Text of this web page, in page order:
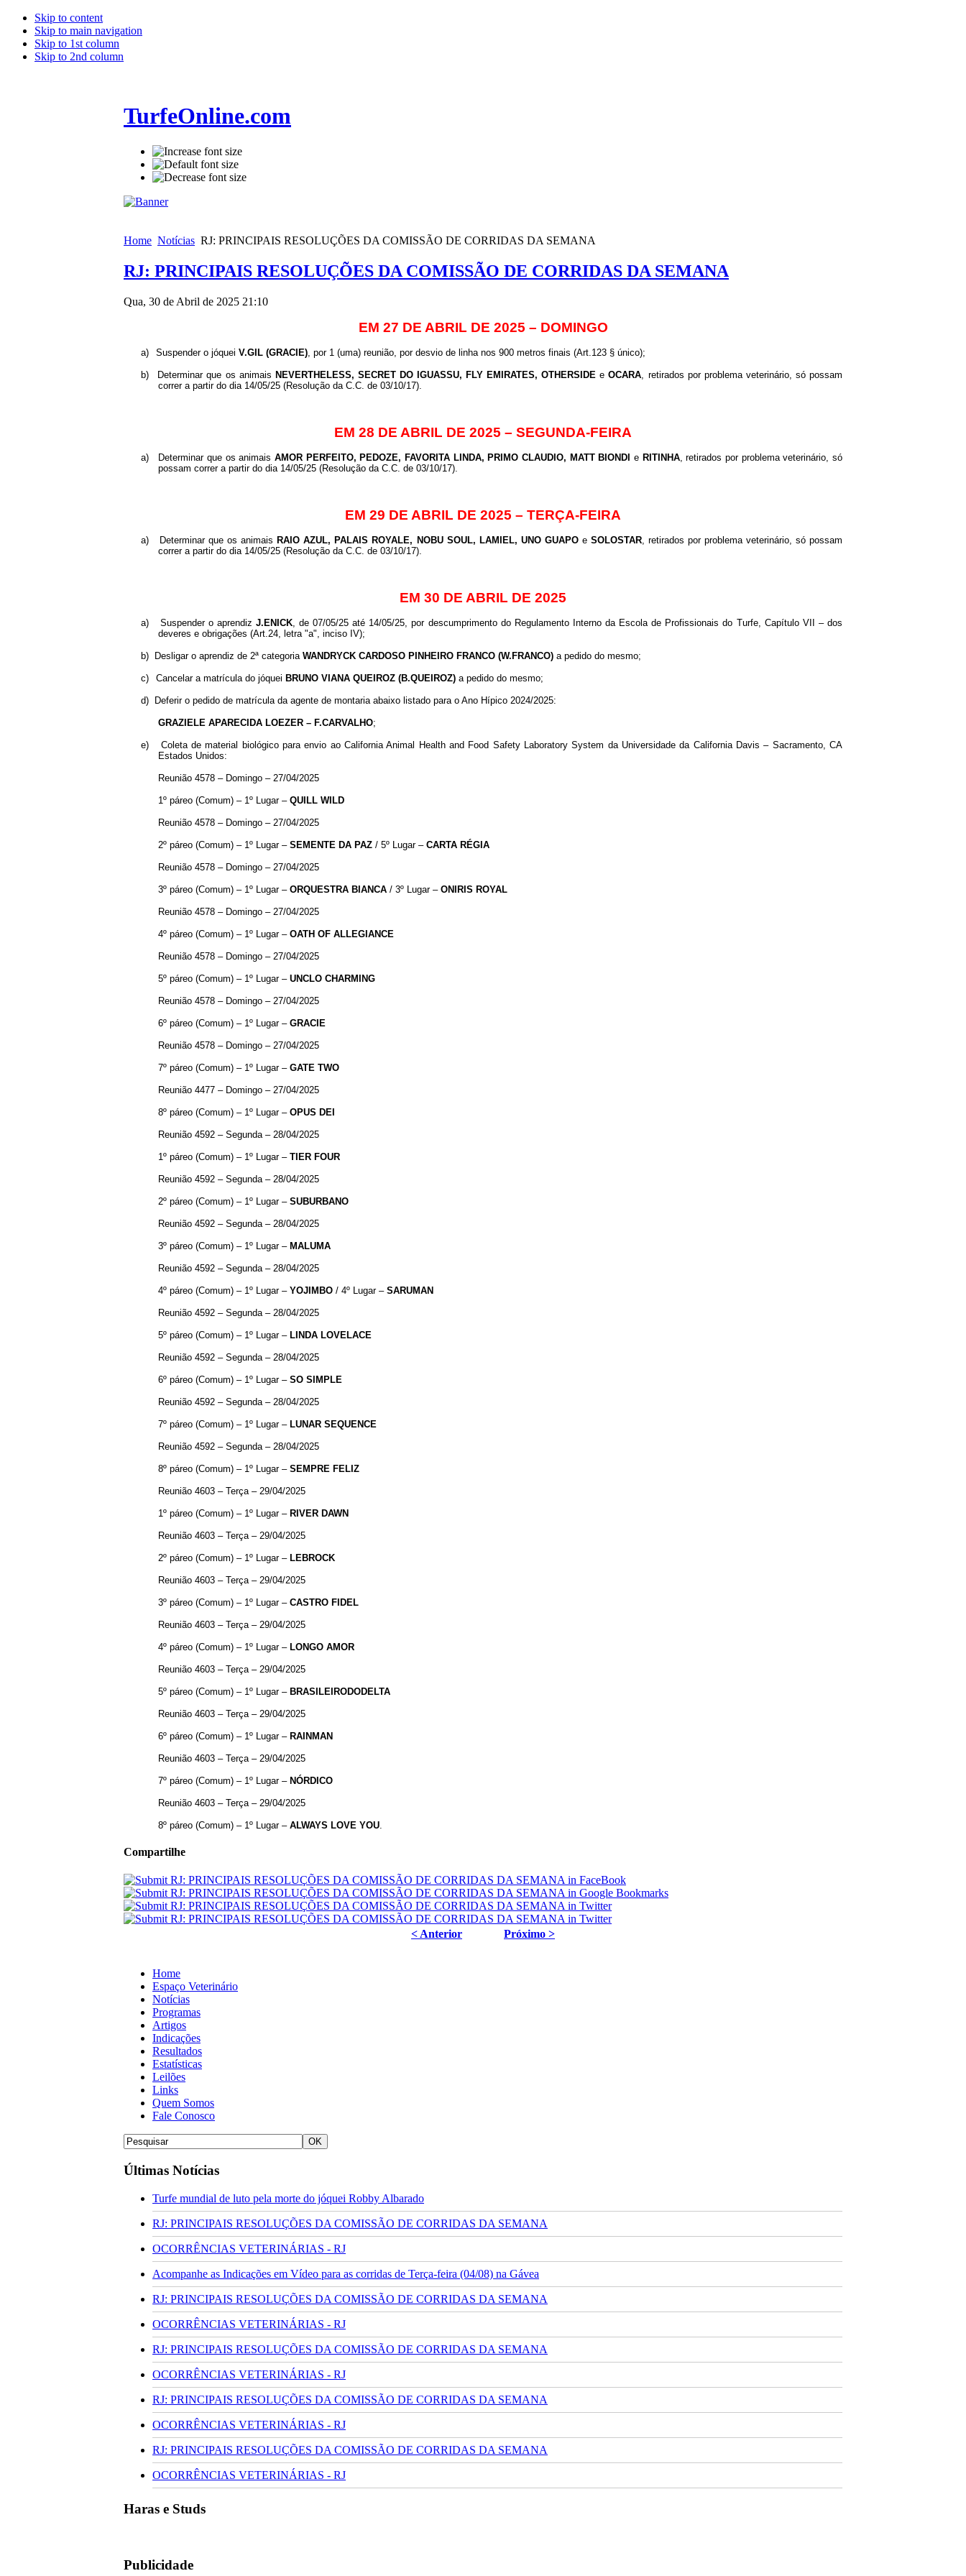
Skip to content
Skip to main navigation
Skip to 1st column
Skip to 2nd column
TurfeOnline.com
Home Notícias RJ: PRINCIPAIS RESOLUÇÕES DA COMISSÃO DE CORRIDAS DA SEMANA
RJ: PRINCIPAIS RESOLUÇÕES DA COMISSÃO DE CORRIDAS DA SEMANA
Qua, 30 de Abril de 2025 21:10
EM 27 DE ABRIL DE 2025 – DOMINGO
a) Suspender o jóquei V.GIL (GRACIE) , por 1 (uma) reunião, por desvio de linha nos 900 metros finais (Art.123 § único);
b) Determinar que os animais NEVERTHELESS, SECRET DO IGUASSU, FLY EMIRATES, OTHERSIDE eOCARA , retirados por problema veterinário, só possam
correr a partir do dia 14/05/25 (Resolução da C.C. de 03/10/17).
EM 28 DE ABRIL DE 2025 – SEGUNDA-FEIRA
a) Determinar que os animaisAMOR PERFEITO, PEDOZE, FAVORITA LINDA, PRIMO CLAUDIO, MATT BIONDIe RITINHA, retirados por problema veterinário, só
possam correr a partir do dia 14/05/25 (Resolução da C.C. de 03/10/17).
EM 29 DE ABRIL DE 2025 – TERÇA-FEIRA
a) Determinar que os animaisRAIO AZUL, PALAIS ROYALE, NOBU SOUL, LAMIEL, UNO GUAPOe SOLOSTAR, retirados por problema veterinário, só possam
correr a partir do dia 14/05/25 (Resolução da C.C. de 03/10/17).
EM 30 DE ABRIL DE 2025
a) Suspender o aprendiz J.ENICK, de 07/05/25 até 14/05/25, por descumprimento do Regulamento Interno da Escola de Profissionais do Turfe, Capítulo VII – dos
deveres e obrigações (Art.24, letra "a", inciso IV);
b) Desligar o aprendiz de 2ª categoria WANDRYCK CARDOSO PINHEIRO FRANCO (W.FRANCO) a pedido do mesmo;
c) Cancelar a matrícula do jóquei BRUNO VIANA QUEIROZ (B.QUEIROZ) a pedido do mesmo;
d) Deferir o pedido de matrícula da agente de montaria abaixo listado para o Ano Hípico 2024/2025:
GRAZIELE APARECIDA LOEZER – F.CARVALHO;
e)
Coleta de material biológico para envio ao California Animal Health and Food Safety Laboratory System da Universidade da California Davis – Sacramento, CA
Estados Unidos:
Reunião 4578 – Domingo – 27/04/2025
1º páreo (Comum) – 1º Lugar – QUILL WILD
Reunião 4578 – Domingo – 27/04/2025
2º páreo (Comum) – 1º Lugar – SEMENTE DA PAZ / 5º Lugar – CARTA RÉGIA
Reunião 4578 – Domingo – 27/04/2025
3º páreo (Comum) – 1º Lugar – ORQUESTRA BIANCA / 3º Lugar – ONIRIS ROYAL
Reunião 4578 – Domingo – 27/04/2025
4º páreo (Comum) – 1º Lugar – OATH OF ALLEGIANCE
Reunião 4578 – Domingo – 27/04/2025
5º páreo (Comum) – 1º Lugar – UNCLO CHARMING
Reunião 4578 – Domingo – 27/04/2025
6º páreo (Comum) – 1º Lugar – GRACIE
Reunião 4578 – Domingo – 27/04/2025
7º páreo (Comum) – 1º Lugar – GATE TWO
Reunião 4477 – Domingo – 27/04/2025
8º páreo (Comum) – 1º Lugar – OPUS DEI
Reunião 4592 – Segunda – 28/04/2025
1º páreo (Comum) – 1º Lugar – TIER FOUR
Reunião 4592 – Segunda – 28/04/2025
2º páreo (Comum) – 1º Lugar – SUBURBANO
Reunião 4592 – Segunda – 28/04/2025
3º páreo (Comum) – 1º Lugar – MALUMA
Reunião 4592 – Segunda – 28/04/2025
4º páreo (Comum) – 1º Lugar – YOJIMBO / 4º Lugar – SARUMAN
Reunião 4592 – Segunda – 28/04/2025
5º páreo (Comum) – 1º Lugar – LINDA LOVELACE
Reunião 4592 – Segunda – 28/04/2025
6º páreo (Comum) – 1º Lugar – SO SIMPLE
Reunião 4592 – Segunda – 28/04/2025
7º páreo (Comum) – 1º Lugar – LUNAR SEQUENCE
Reunião 4592 – Segunda – 28/04/2025
8º páreo (Comum) – 1º Lugar – SEMPRE FELIZ
Reunião 4603 – Terça – 29/04/2025
1º páreo (Comum) – 1º Lugar – RIVER DAWN
Reunião 4603 – Terça – 29/04/2025
2º páreo (Comum) – 1º Lugar – LEBROCK
Reunião 4603 – Terça – 29/04/2025
3º páreo (Comum) – 1º Lugar – CASTRO FIDEL
Reunião 4603 – Terça – 29/04/2025
4º páreo (Comum) – 1º Lugar – LONGO AMOR
Reunião 4603 – Terça – 29/04/2025
5º páreo (Comum) – 1º Lugar – BRASILEIRODODELTA
Reunião 4603 – Terça – 29/04/2025
6º páreo (Comum) – 1º Lugar – RAINMAN
Reunião 4603 – Terça – 29/04/2025
7º páreo (Comum) – 1º Lugar – NÓRDICO
Reunião 4603 – Terça – 29/04/2025
8º páreo (Comum) – 1º Lugar – ALWAYS LOVE YOU
Compartilhe
< Anterior Próximo >
Home
Espaço Veterinário
Notícias
Programas
Artigos
Indicações
Resultados
Estatísticas
Leilões
Links
Quem Somos
Fale Conosco
Últimas Notícias
Turfe mundial de luto pela morte do jóquei Robby Albarado
RJ: PRINCIPAIS RESOLUÇÕES DA COMISSÃO DE CORRIDAS DA SEMANA
OCORRÊNCIAS VETERINÁRIAS - RJ
Acompanhe as Indicações em Vídeo para as corridas de Terça-feira (04/08) na Gávea
RJ: PRINCIPAIS RESOLUÇÕES DA COMISSÃO DE CORRIDAS DA SEMANA
OCORRÊNCIAS VETERINÁRIAS - RJ
RJ: PRINCIPAIS RESOLUÇÕES DA COMISSÃO DE CORRIDAS DA SEMANA
OCORRÊNCIAS VETERINÁRIAS - RJ
RJ: PRINCIPAIS RESOLUÇÕES DA COMISSÃO DE CORRIDAS DA SEMANA
OCORRÊNCIAS VETERINÁRIAS - RJ
RJ: PRINCIPAIS RESOLUÇÕES DA COMISSÃO DE CORRIDAS DA SEMANA
OCORRÊNCIAS VETERINÁRIAS - RJ
Haras e Studs
Publicidade